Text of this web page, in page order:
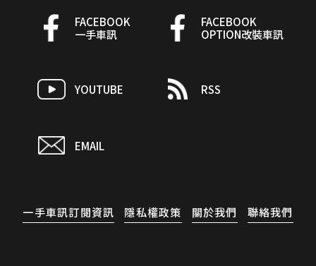
FACEBOOK
一手車訊
FACEBOOK
OPTION改裝車訊
YOUTUBE RSS
EMAIL
一手車訊訂閱資訊 隱私權政策 關於我們 聯絡我們